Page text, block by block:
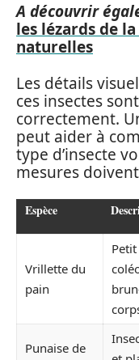
A découvrir
les lézards de
naturelles
Les détails
ces insectes
correctement.
peut aider à
type d’insecte
mesures
Espèce
Vrillette du
pain
Petit
Punaise de